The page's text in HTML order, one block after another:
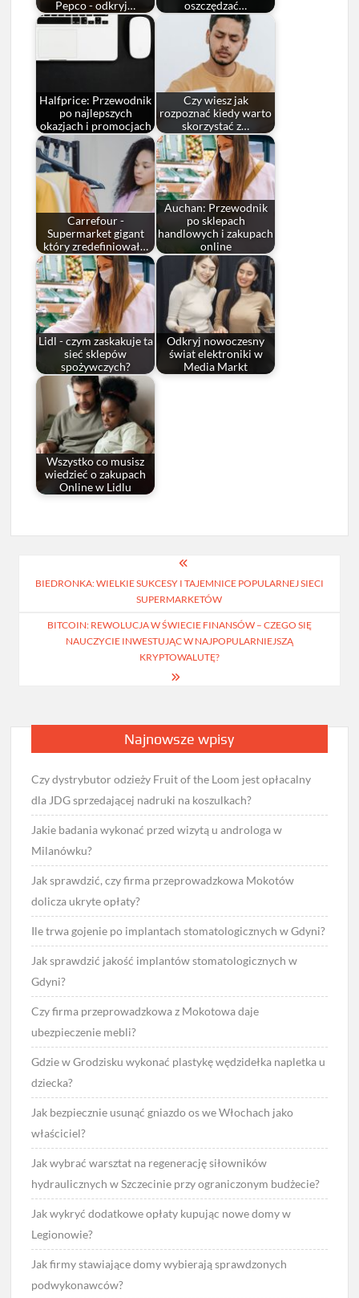
Pepco - odkryj… oszczędzać…
Halfprice: Przewodnik
po najlepszych
okazjach i promocjach
Czy wiesz jak
rozpoznać kiedy warto
skorzystać z…
Carrefour -
Supermarket gigant
który zredefiniował…
Auchan: Przewodnik
po sklepach
handlowych i zakupach
online
Lidl - czym zaskakuje ta
sieć sklepów
spożywczych?
Odkryj nowoczesny
świat elektroniki w
Media Markt
Wszystko co musisz
wiedzieć o zakupach
Online w Lidlu
wpisu
BIEDRONKA: WIELKIE SUKCESY I TAJEMNICE POPULARNEJ SIECI
SUPERMARKETÓW
BITCOIN: REWOLUCJA W ŚWIECIE FINANSÓW – CZEGO SIĘ
NAUCZYCIE INWESTUJĄC W NAJPOPULARNIEJSZĄ
KRYPTOWALUTĘ?
Najnowsze wpisy
Czy dystrybutor odzieży Fruit of the Loom jest opłacalny
dla JDG sprzedającej nadruki na koszulkach?
Jakie badania wykonać przed wizytą u androloga w
Milanówku?
Jak sprawdzić, czy firma przeprowadzkowa Mokotów
dolicza ukryte opłaty?
Ile trwa gojenie po implantach stomatologicznych w Gdyni?
Jak sprawdzić jakość implantów stomatologicznych w
Gdyni?
Czy firma przeprowadzkowa z Mokotowa daje
ubezpieczenie mebli?
Gdzie w Grodzisku wykonać plastykę wędzidełka napletka u
dziecka?
Jak bezpiecznie usunąć gniazdo os we Włochach jako
właściciel?
Jak wybrać warsztat na regenerację siłowników
hydraulicznych w Szczecinie przy ograniczonym budżecie?
Jak wykryć dodatkowe opłaty kupując nowe domy w
Legionowie?
Jak firmy stawiające domy wybierają sprawdzonych
podwykonawców?